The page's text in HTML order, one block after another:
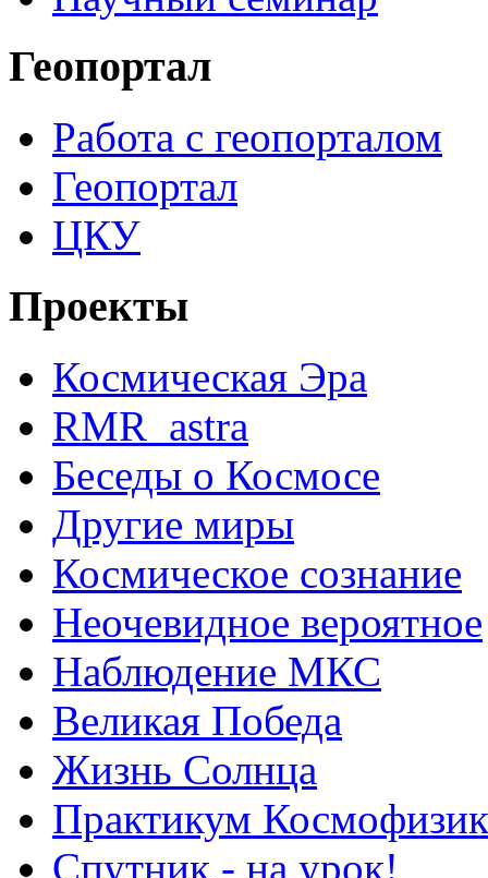
Геопортал
Работа с геопорталом
Геопортал
ЦКУ
Проекты
Космическая Эра
RMR_astra
Беседы о Космосе
Другие миры
Космическое сознание
Неочевидное вероятное
Наблюдение МКС
Великая Победа
Жизнь Солнца
Практикум
Спутник - на урок!